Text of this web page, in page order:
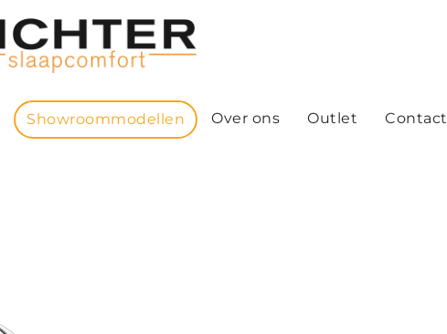
Showroommodellen Over ons Outlet Contact